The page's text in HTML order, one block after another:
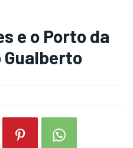
e o Porto da
Gualberto